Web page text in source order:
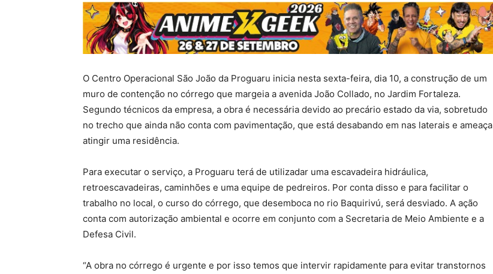
O Centro Operacional São João da Proguaru inicia nesta sexta-feira, dia 10, a construção de um
muro de contenção no córrego que margeia a avenida João Collado, no Jardim Fortaleza.
Segundo técnicos da empresa, a obra é necessária devido ao precário estado da via, sobretudo
no trecho que ainda não conta com pavimentação, que está desabando em nas laterais e ameaça
atingir uma residência.
Para executar o serviço, a Proguaru terá de utilizadar uma escavadeira hidráulica,
retroescavadeiras, caminhões e uma equipe de pedreiros. Por conta disso e para facilitar o
trabalho no local, o curso do córrego, que desemboca no rio Baquirivú, será desviado. A ação
conta com autorização ambiental e ocorre em conjunto com a Secretaria de Meio Ambiente e a
Defesa Civil.
“A obra no córrego é urgente e por isso temos que intervir rapidamente para evitar transtornos